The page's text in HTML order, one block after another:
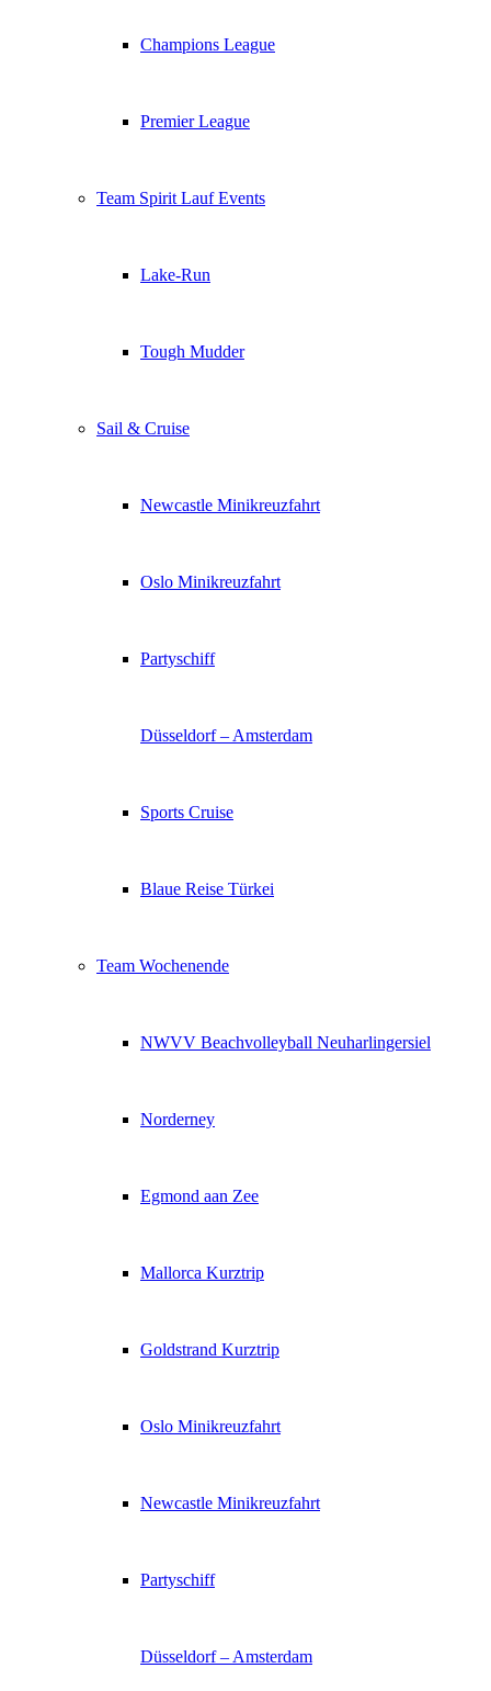
Champions League
Premier League
Team Spirit Lauf Events
Lake-Run
Tough Mudder
Sail & Cruise
Newcastle Minikreuzfahrt
Oslo Minikreuzfahrt
Partyschiff
Düsseldorf – Amsterdam
Sports Cruise
Blaue Reise Türkei
Team Wochenende
NWVV Beachvolleyball Neuharlingersiel
Norderney
Egmond aan Zee
Mallorca Kurztrip
Goldstrand Kurztrip
Oslo Minikreuzfahrt
Newcastle Minikreuzfahrt
Partyschiff
Düsseldorf – Amsterdam